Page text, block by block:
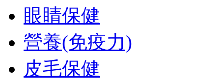
眼睛保健
營養(免疫力)
皮毛保健